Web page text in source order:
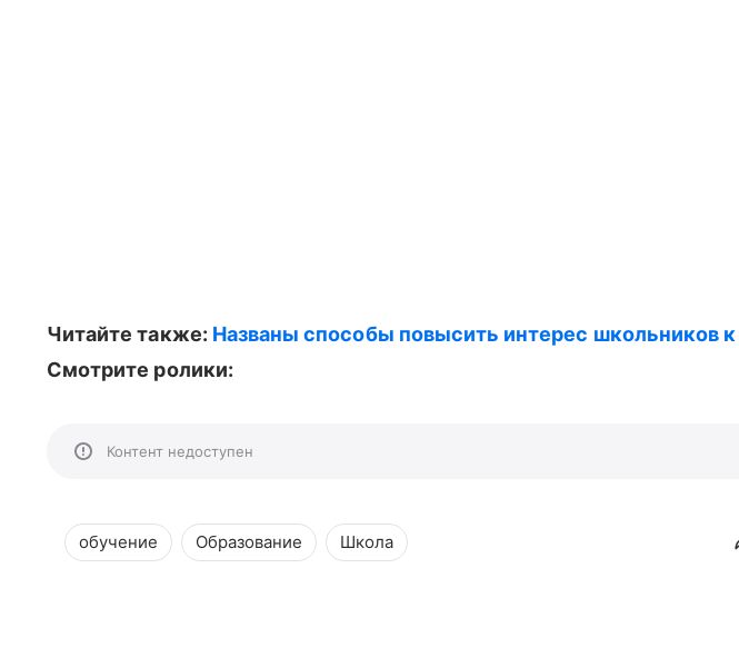
Читайте также: Названы способы повысить интерес школьников
Смотрите ролики:
Контент недоступен
обучение Образование Школа